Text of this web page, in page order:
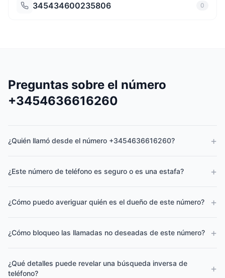
345434600235806 0
Preguntas sobre el número
+3454636616260
¿Quién llamó desde el número +3454636616260? +
¿Este número de teléfono es seguro o es una estafa? +
¿Cómo puedo averiguar quién es el dueño de este número? +
¿Cómo bloqueo las llamadas no deseadas de este número? +
¿Qué detalles puede revelar una búsqueda inversa de
teléfono?
+